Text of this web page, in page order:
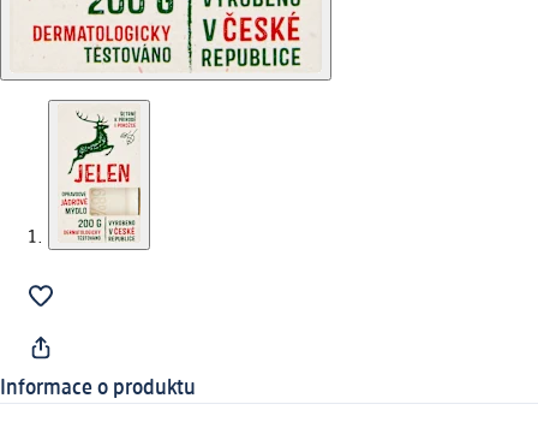
Informace o produktu